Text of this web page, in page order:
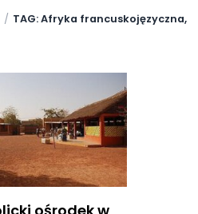
TAG: Afryka francuskojęzyczna,